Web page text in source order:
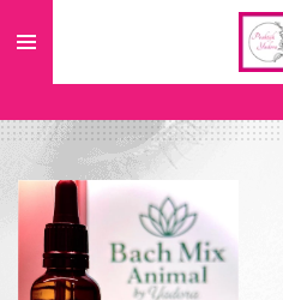
de
hoofdinhoud